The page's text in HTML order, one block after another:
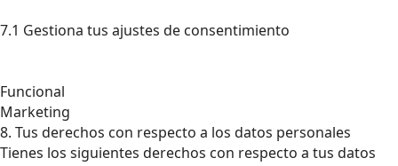
7.1 Gestiona tus ajustes de consentimiento
Funcional
Marketing
8. Tus derechos con respecto a los datos personales
Tienes los siguientes derechos con respecto a tus datos